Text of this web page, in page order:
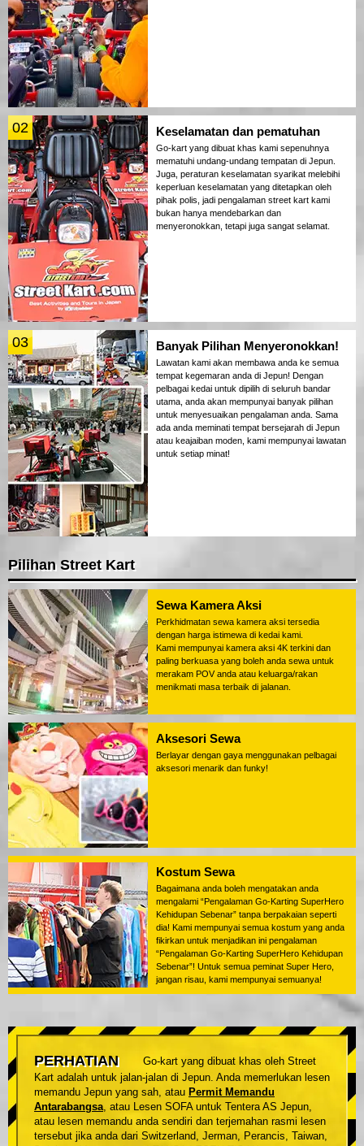
02 Keselamatan dan pematuhan
Go-kart yang dibuat khas kami sepenuhnya
mematuhi undang-undang tempatan di Jepun.
Juga, peraturan keselamatan syarikat melebihi
keperluan keselamatan yang ditetapkan oleh
pihak polis, jadi pengalaman street kart kami
bukan hanya mendebarkan dan
menyeronokkan, tetapi juga sangat selamat.
03 Banyak Pilihan Menyeronokkan!
Lawatan kami akan membawa anda ke semua
tempat kegemaran anda di Jepun! Dengan
pelbagai kedai untuk dipilih di seluruh bandar
utama, anda akan mempunyai banyak pilihan
untuk menyesuaikan pengalaman anda. Sama
ada anda meminati tempat bersejarah di Jepun
atau keajaiban moden, kami mempunyai lawatan
untuk setiap minat!
Pilihan Street Kart
Sewa Kamera Aksi
Perkhidmatan sewa kamera aksi tersedia
dengan harga istimewa di kedai kami.
Kami mempunyai kamera aksi 4K terkini dan
paling berkuasa yang boleh anda sewa untuk
merakam POV anda atau keluarga/rakan
menikmati masa terbaik di jalanan.
Aksesori Sewa
Berlayar dengan gaya menggunakan pelbagai
aksesori menarik dan funky!
Kostum Sewa
Bagaimana anda boleh mengatakan anda
mengalami “Pengalaman Go-Karting SuperHero
Kehidupan Sebenar” tanpa berpakaian seperti
dia! Kami mempunyai semua kostum yang anda
fikirkan untuk menjadikan ini pengalaman
“Pengalaman Go-Karting SuperHero Kehidupan
Sebenar”! Untuk semua peminat Super Hero,
jangan risau, kami mempunyai semuanya!
PERHATIAN
Go-kart yang dibuat khas oleh Street
Kart adalah untuk jalan-jalan di Jepun. Anda memerlukan lesen
memandu Jepun yang sah, atau Permit Memandu
Antarabangsa, atau Lesen SOFA untuk Tentera AS Jepun,
atau lesen memandu anda sendiri dan terjemahan rasmi lesen
tersebut jika anda dari Switzerland, Jerman, Perancis, Taiwan,